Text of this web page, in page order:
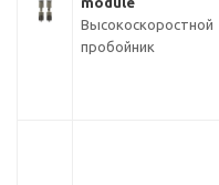
Высокоскоростной
пробойник